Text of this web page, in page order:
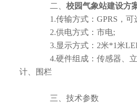
二、 校园气象站建设方
1.传输方式：GPRS，可
2.供电方式：市电;
3.显示方式：2米*1米
4.硬件组成：传感器、立
计、围栏
三、技术参数